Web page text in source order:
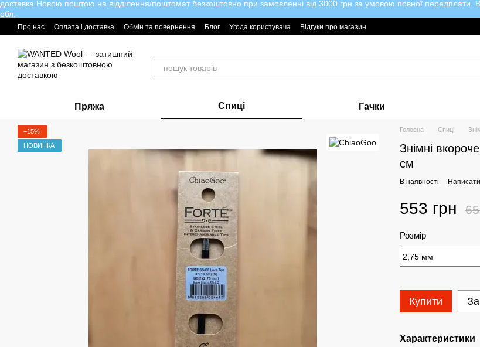
Перейти до основного контенту
доставка Новою поштою на відділення/поштомат безкоштовно при замовленні від 3000 грн за умовою повної передплати.
обл.
Про нас Оплата і доставка Обмін та повернення Блог Угода користувача Відгуки про магазин
Пряжа Спиці Гачки
−15%
НОВИНКА
Головна Спиці
Знімні
см
В наявності Написати
553 грн
Розмір
Купити
Характеристики